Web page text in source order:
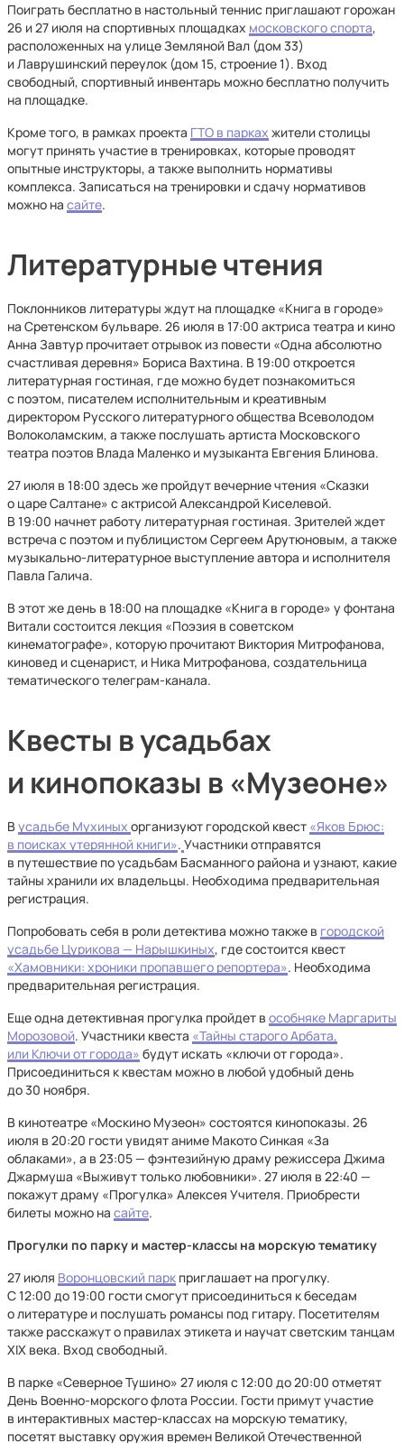
Поиграть бесплатно в настольный теннис приглашают горожан
26 и 27 июля на спортивных площадках московского спорта,
расположенных на улице Земляной Вал (дом 33)
и Лаврушинский переулок (дом 15, строение 1). Вход
свободный, спортивный инвентарь можно бесплатно получить
на площадке.
Кроме того, в рамках проекта ГТО в парках жители столицы
могут принять участие в тренировках, которые проводят
опытные инструкторы, а также выполнить нормативы
комплекса. Записаться на тренировки и сдачу нормативов
можно на сайте.
Литературные чтения
Поклонников литературы ждут на площадке «Книга в городе»
на Сретенском бульваре. 26 июля в 17:00 актриса театра и кино
Анна Завтур прочитает отрывок из повести «Одна абсолютно
счастливая деревня» Бориса Вахтина. В 19:00 откроется
литературная гостиная, где можно будет познакомиться
с поэтом, писателем исполнительным и креативным
директором Русского литературного общества Всеволодом
Волоколамским, а также послушать артиста Московского
театра поэтов Влада Маленко и музыканта Евгения Блинова.
27 июля в 18:00 здесь же пройдут вечерние чтения «Сказки
о царе Салтане» с актрисой Александрой Киселевой.
В 19:00 начнет работу литературная гостиная. Зрителей ждет
встреча с поэтом и публицистом Сергеем Арутюновым, а также
музыкально-литературное выступление автора и исполнителя
Павла Галича.
В этот же день в 18:00 на площадке «Книга в городе» у фонтана
Витали состоится лекция «Поэзия в советском
кинематографе», которую прочитают Виктория Митрофанова,
киновед и сценарист, и Ника Митрофанова, создательница
тематического телеграм-канала.
Квесты в усадьбах
и кинопоказы в «Музеоне»
Вусадьбе Мухиных организуют городской квест «Яков Брюс:
в поисках утерянной книги». Участники отправятся
в путешествие по усадьбам Басманного района и узнают, какие
тайны хранили их владельцы. Необходима предварительная
регистрация.
Попробовать себя в роли детектива можно также в городской
усадьбе Цурикова — Нарышкиных, где состоится квест
«Хамовники: хроники пропавшего репортера». Необходима
предварительная регистрация.
Еще одна детективная прогулка пройдет в особняке Маргариты
Морозовой. Участники квеста «Тайны старого Арбата,
или Ключи от города» будут искать «ключи от города».
Присоединиться к квестам можно в любой удобный день
до 30 ноября.
В кинотеатре «Москино Музеон» состоятся кинопоказы. 26
июля в 20:20 гости увидят аниме Макото Синкая «За
облаками», а в 23:05 — фэнтезийную драму режиссера Джима
Джармуша «Выживут только любовники». 27 июля в 22:40 —
покажут драму «Прогулка» Алексея Учителя. Приобрести
билеты можно на сайте.
Прогулки по парку и мастер-классы на морскую тематику
27 июля Воронцовский парк приглашает на прогулку.
С 12:00 до 19:00 гости смогут присоединиться к беседам
о литературе и послушать романсы под гитару. Посетителям
также расскажут о правилах этикета и научат светским танцам
XIX века. Вход свободный.
В парке «Северное Тушино» 27 июля с 12:00 до 20:00 отметят
День Военно-морского флота России. Гости примут участие
в интерактивных мастер-классах на морскую тематику,
посетят выставку оружия времен Великой Отечественной